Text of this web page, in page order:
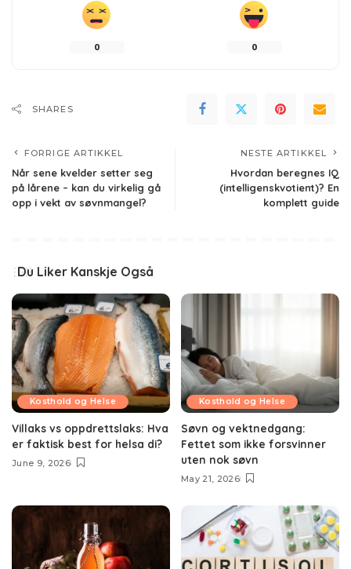
0 0
SHARES
FORRIGE ARTIKKEL
Når sene kvelder setter seg
på lårene – kan du virkelig gå
opp i vekt av søvnmangel?
NESTE ARTIKKEL
Hvordan beregnes IQ
(intelligenskvotient)? En
komplett guide
Du Liker Kanskje Også
Kosthold og Helse
Villaks vs oppdrettslaks: Hva
er faktisk best for helsa di?
June 9, 2026
Kosthold og Helse
Søvn og vektnedgang:
Fettet som ikke forsvinner
uten nok søvn
May 21, 2026